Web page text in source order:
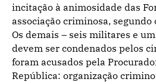
incitação à animosidade das
associação criminosa,
Os demais – seis militares e
devem ser condenados pelos
foram acusados pela
República: organização